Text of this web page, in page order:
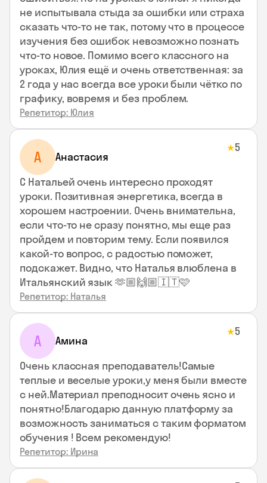
не испытывала стыда за ошибки или страха
сказать что-то не так, потому что в процессе
изучения без ошибок невозможно познать
что-то новое. Помимо всего классного на
уроках, Юлия ещё и очень ответственная: за
2 года у нас всегда все уроки были чётко по
графику, вовремя и без проблем.
Репетитор: Юлия
А Анастасия
★5
С Натальей очень интересно проходят
уроки. Позитивная энергетика, всегда в
хорошем настроении. Очень внимательна,
если что-то не сразу понятно, мы еще раз
пройдем и повторим тему. Если появился
какой-то вопрос, с радостью поможет,
подскажет. Видно, что Наталья влюблена в
Итальянский язык 🫶🏼🙌🏼🇮🇹🩷
Репетитор: Наталья
А Амина
★5
Очень классная преподаватель!Самые
теплые и веселые уроки,у меня были вместе
с ней.Материал преподносит очень ясно и
понятно!Благодарю данную платформу за
возможность заниматься с таким форматом
обучения ! Всем рекомендую!
Репетитор: Ирина